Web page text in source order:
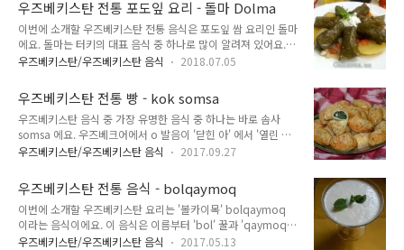
거의 김치 같은 포지션에 해당하는 샐러드라고 해도 되요. 그만
큼 우즈베키스탄에서 아츠축은 진짜 많이 먹는 샐러드이고, 별
생각 없이 샐러드 시키면 이게 나온다고 해도 될 정도에요. 김치
처럼 야채 밑반찬을 담당하는 샐러드라고 할 수 있어요. 우즈베
요. 샐러드 시켰다고 하면 거의 이게 나오거든요. 다른 샐러드 종
류도 있지만, 아츠축은 기본 중에서도..
우즈베키스탄 전통 포도잎 요리 - 돌마 Dolma
이번에 소개할 우즈베키스탄 전통 음식은 포도잎 쌈 요리인 돌마
에요. 돌마는 터키의 대표 음식 중 하나로 많이 알려져 있어요.
제목에서 알 수 있듯 터키의 돌마도 포도잎으로 싸서 만든 음식
모양 자체는 춘권과 상당히 많이 닮았거든요. 그러나 춘권과는
아무래도 거리가 상당히 먼 음식이에요. 포도잎을 춘권 모양으로
싼다는 점만 비슷하구요. 돌마는 주로 중동에서 먹는 음식이에
요. 터키의 대표 음식이라고 하기는 하지만, 꼭 터키에서만 먹는
음식은 아니에요. 포도를 많이 재배하는 국가들에서는 포도잎으
마'라는 요리 그 자체보다는 사실 포도잎을 먹을 수 있다는 것이
더 관심이 많이 가고 흥미를..
우즈베키스탄/우즈베키스탄 음식 2018.07.05
우즈베키스탄 전통 빵 - kok somsa
우즈베키스탄 음식 중 가장 유명한 음식 중 하나는 바로 솜사
somsa 에요. 우즈베크어에서 o 발음이 '닫힌 아' 에서 '열린 오'
발음이라 '삼사', '쌈사'라고 표기한 경우도 많아요. 러시아어권
탄 시장 및 길거리에서 흔히 볼 수 있는 음식이에요. 보통 삼각형
페스츄리 안에 다진 양고기가 들어가 있어요. 감자가 들어가 있
는 경우도 있구요. 보통 '솜사'라고 하면 양고기가 들어간 삼각형
페스트리를 떠올리기 마련이지만 모든 솜사가 다 삼각형 페이스
트리는 아니에요. 타원형 모양인 것도 있어요. 그리고 페이스트
우즈베키스탄/우즈베키스탄 음식 2017.09.27
우즈베키스탄 전통 음식 - bolqaymoq
이번에 소개할 우즈베키스탄 요리는 '볼카이목' bolqaymoq
이라는 음식이에요. 이 음식은 이름부터 'bol' 꿀과 'qaymoq'
크림으로 구성된 음식이에요. 만드는 방법 역시 매우 간단하고
우즈베키스탄/우즈베키스탄 음식 2017.05.13